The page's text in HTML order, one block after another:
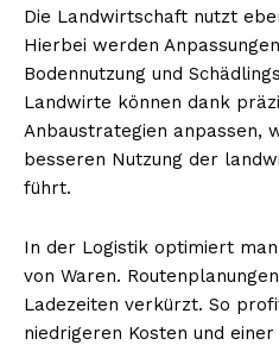
Die Landwirtschaft nutzt
Hierbei werden
Bodennutzung und
Landwirte können dank
Anbaustrategien anpassen,
besseren Nutzung der
führt.
In der Logistik optimiert
von Waren.
Ladezeiten verkürzt. So
niedrigeren Kosten und